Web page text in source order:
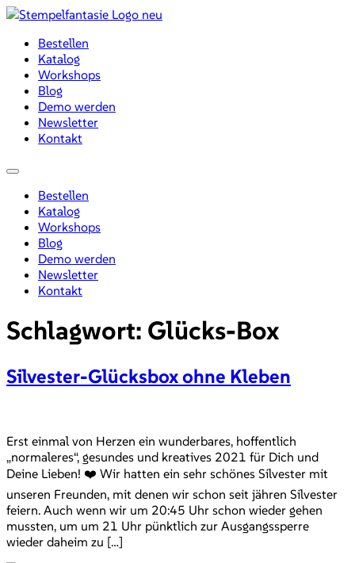
Zum
wechselnBestellen
Katalog
Workshops
Blog
Demo werden
Newsletter
Kontakt
Menü
Bestellen
Katalog
Workshops
Blog
Demo werden
Newsletter
Kontakt
Schlagwort: Glücks-Box
Silvester-Glücksbox ohne Kleben
Erst einmal von Herzen ein wunderbares, hoffentlich
„normaleres“, gesundes und kreatives 2021 für Dich und
Deine Lieben! ❤️ Wir hatten ein sehr schönes Silvester mit
unseren Freunden, mit denen wir schon seit jähren Silvester
feiern. Auch wenn wir um 20:45 Uhr schon wieder gehen
mussten, um um 21 Uhr pünktlich zur Ausgangssperre
wieder daheim zu […]